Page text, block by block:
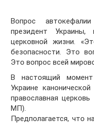
Вопрос
президент
церковной жизни.
безопасности. Это
Это вопрос всей
В настоящий
Украине
православная
МП).
Предполагается, что